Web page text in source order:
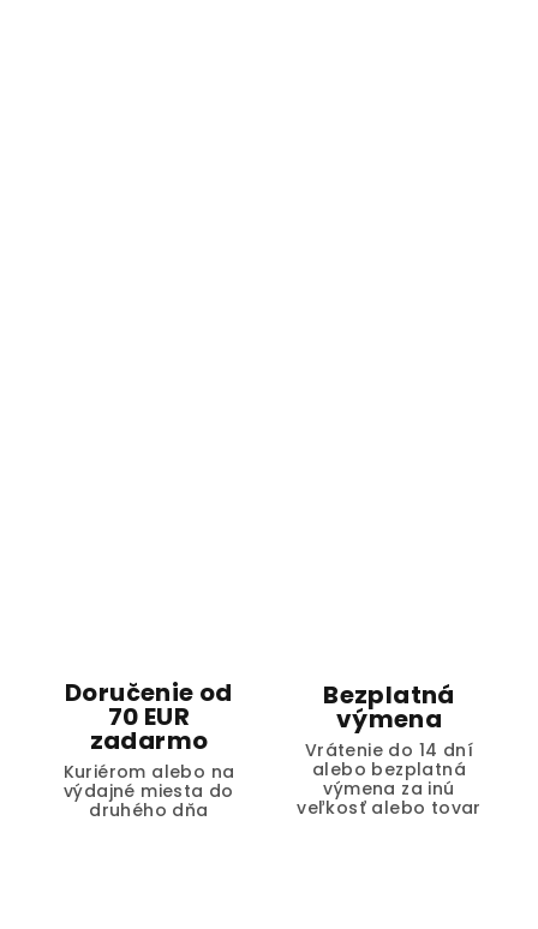
Doručenie od
70 EUR
zadarmo
Kuriérom alebo na
výdajné miesta do
druhého dňa
Bezplatná
výmena
Vrátenie do 14 dní
alebo bezplatná
výmena za inú
veľkosť alebo tovar